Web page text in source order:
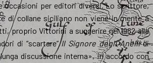
occasioni per editori diversi. Lo scrittore,
di collane siciliano non viene in mente a
proprio Vittorini a suggerire nel 1962 alla
di “scartare”Il Signore degli Anellidi
discussione interna», in accordo con